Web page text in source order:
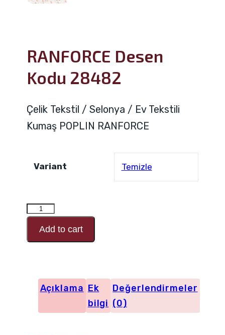
RANFORCE Desen
Kodu 28482
Çelik Tekstil / Selonya / Ev Tekstili
Kumaş POPLIN RANFORCE
Variant Temizle
RANFORCE
Desen
Kodu
Add to cart
Açıklama Ek
bilgi
Değerlendirmeler
(0)